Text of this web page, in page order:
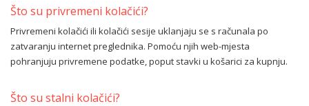
Što su privremeni kolačići?
Privremeni kolačići ili kolačići sesije uklanjaju se s računala po
zatvaranju internet preglednika. Pomoću njih web-mjesta
pohranjuju privremene podatke, poput stavki u košarici za kupnju.
Što su stalni kolačići?